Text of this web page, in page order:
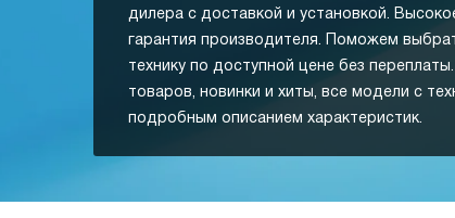
дилера с доставкой и установкой.
гарантия производителя. Поможем
технику по доступной цене без
товаров, новинки и хиты, все модели с
подробным описанием характеристик.